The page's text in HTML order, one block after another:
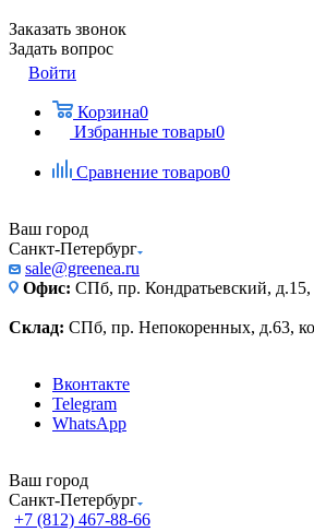
Заказать звонок
Задать вопрос
Войти
Корзина0
Избранные товары0
Сравнение товаров0
Ваш город
Санкт-Петербург
sale@greenea.ru
Офис: СПб, пр. Кондратьевский,
Склад: СПб, пр. Непокоренных, д.63,
Вконтакте
Telegram
WhatsApp
Ваш город
Санкт-Петербург
+7 (812) 467-88-66